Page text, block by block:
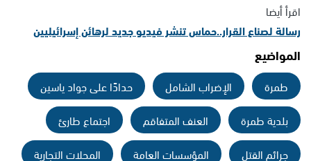
اقرأ أيضا
رسالة لصناع القرار..حماس تنشر فيديو جديد لرهائن إسرائيليين
المواضيع
طمرة الإضراب الشامل
حدادًا على جواد ياسين
بلدية طمرة
العنف المتفاقم
اجتماع طارئ
جرائم القتل
المؤسسات العامة
المحلات التجارية